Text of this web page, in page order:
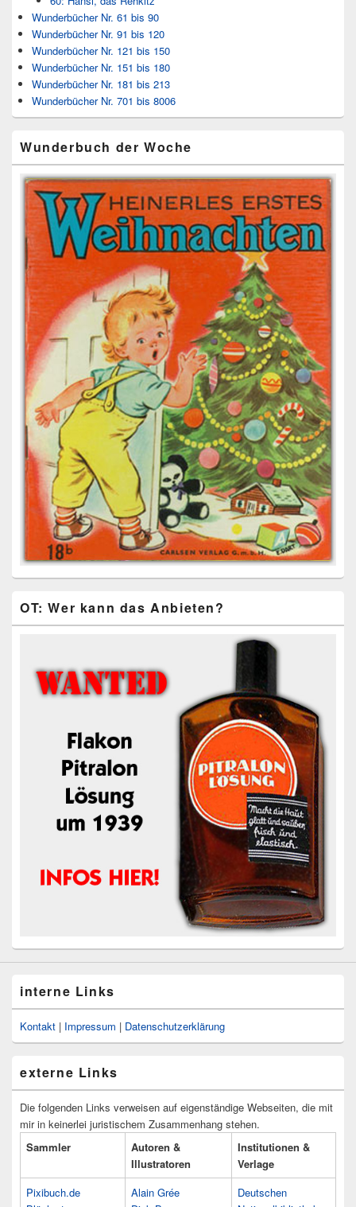
Wunderbücher Nr. 61 bis 90
Wunderbücher Nr. 91 bis 120
Wunderbücher Nr. 121 bis 150
Wunderbücher Nr. 151 bis 180
Wunderbücher Nr. 181 bis 213
Wunderbücher Nr. 701 bis 8006
Wunderbuch der Woche
OT: Wer kann das Anbieten?
interne Links
Kontakt | Impressum | Datenschutzerklärung
externe Links
Die folgenden Links verweisen auf eigenständige Webseiten, die mit
mir in keinerlei juristischem Zusammenhang stehen.
Sammler
Autoren &
Illustratoren
Institutionen &
Verlage
Pixibuch.de
Alain Grée
Deutschen